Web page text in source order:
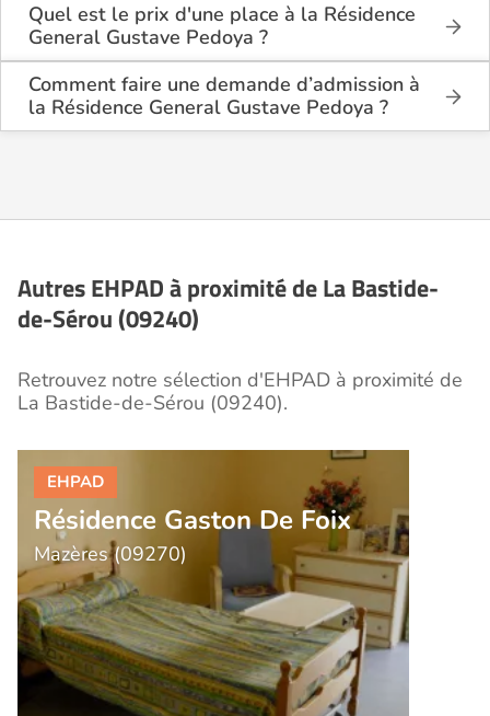
Lieu Dit Saint Roch à La Bastide-de-Sérou (09240),
dans l'Ariège (09).
Quel est le prix d'une place à la Résidence
General Gustave Pedoya ?
La Résidence General Gustave Pedoya propose des
logements en chambre simple à partir de 1 922€
par mois, et en chambre double à partir de 1 457€
par mois.
Comment faire une demande d’admission à
la Résidence General Gustave Pedoya ?
La demande s’effectue directement via le formulaire
les coûts et les démarches administratives
Autres EHPAD à proximité de La Bastide-
de-Sérou (09240)
Retrouvez notre sélection d'EHPAD à proximité de
La Bastide-de-Sérou (09240).
Résidence Gaston De Foix
Mazères (09270)